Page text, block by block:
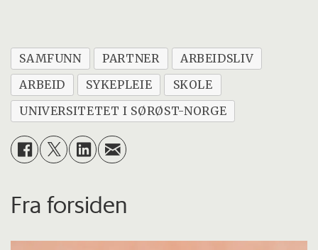
SAMFUNN PARTNER
ARBEIDSLIV
ARBEID
SYKEPLEIE
SKOLE
UNIVERSITETET I SØRØST-NORGE
Fra forsiden